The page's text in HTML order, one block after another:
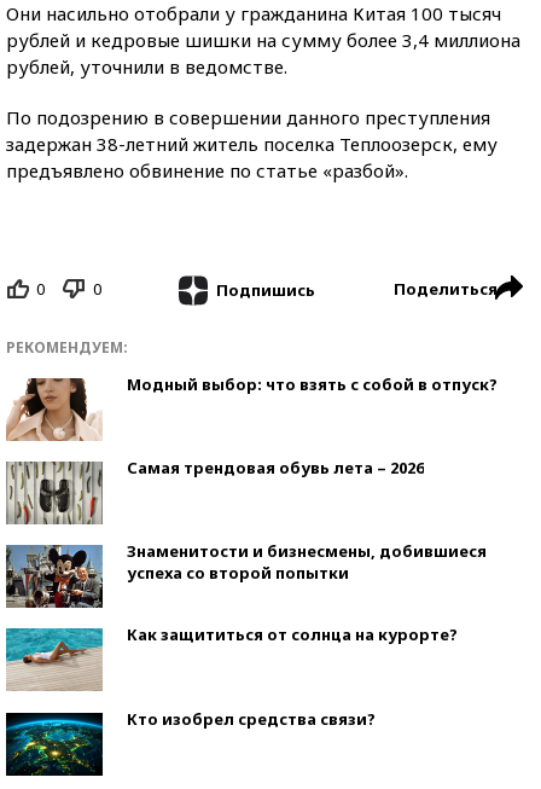
Они насильно отобрали у гражданина Китая 100 тысяч
рублей и кедровые шишки на сумму более 3,4 миллиона
рублей, уточнили в ведомстве.
По подозрению в совершении данного преступления
задержан 38-летний житель поселка Теплоозерск, ему
предъявлено обвинение по статье «разбой».
0 0 Подпишись Поделиться
РЕКОМЕНДУЕМ:
Модный выбор: что взять с собой в отпуск?
Самая трендовая обувь лета – 2026
Знаменитости и бизнесмены, добившиеся
успеха со второй попытки
Как защититься от солнца на курорте?
Кто изобрел средства связи?